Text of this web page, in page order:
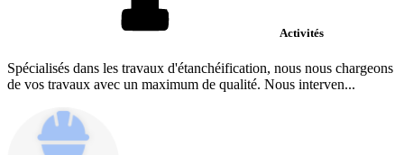
Activités
Spécialisés dans les travaux d'étanchéification, nous nous chargeons
de vos travaux avec un maximum de qualité. Nous interven...